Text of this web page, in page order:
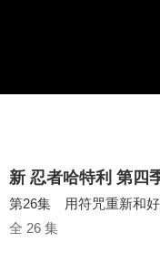
新 忍者哈特利 第四
第26集 用符咒重新和好
全 26 集